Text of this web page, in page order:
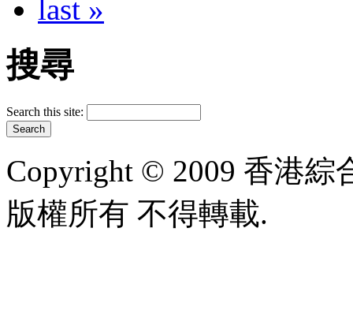
last »
搜尋
Search this site:
Copyright © 2009 香港綜
版權所有 不得轉載.